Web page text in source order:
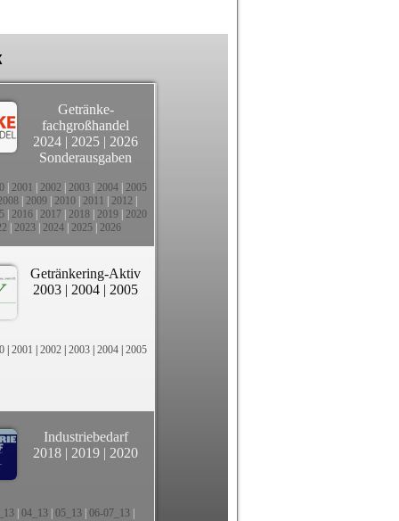
Getränke-
fachgroßhandel
2024 | 2025 | 2026
Sonderausgaben
2001 2002 2003 2004 2005
2009 2010 2011 2012
2016 2017 2018 2019 2020
2023| 2024| 2025| 2026
Getränkering-Aktiv
2003 | 2004 | 2005
| 2001 | 2002 | 2003 | 2004 | 2005
Industriebedarf
2018 | 2019 | 2020
| 04_13| 05_13| 06-07_13|